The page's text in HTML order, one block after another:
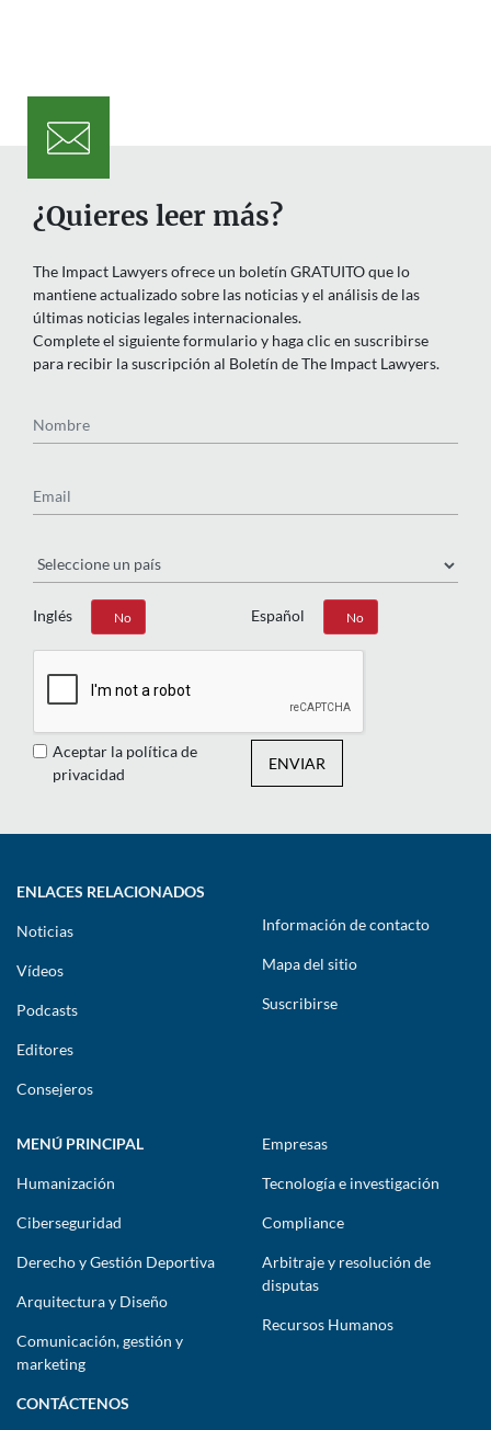
¿Quieres leer más?
The Impact Lawyers ofrece un boletín GRATUITO que lo
mantiene actualizado sobre las noticias y el análisis de las
últimas noticias legales internacionales.
Complete el siguiente formulario y haga clic en suscribirse
para recibir la suscripción al Boletín de The Impact Lawyers.
Inglés
Sí No Español
Sí No
Aceptar la política de
privacidad
ENVIAR
ENLACES RELACIONADOS
Noticias
Vídeos
Podcasts
Editores
Consejeros
Información de contacto
Mapa del sitio
Suscribirse
MENÚ PRINCIPAL
Humanización
Ciberseguridad
Derecho y Gestión Deportiva
Arquitectura y Diseño
Comunicación, gestión y
marketing
Empresas
Tecnología e investigación
Compliance
Arbitraje y resolución de
disputas
Recursos Humanos
CONTÁCTENOS